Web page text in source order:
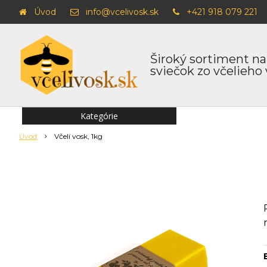
Široký sortiment
sviečok zo včelieho
Úvod info@vcelivosk.sk +421 918 079 221
Úvod Včelí vosk, 1kg
Kategórie